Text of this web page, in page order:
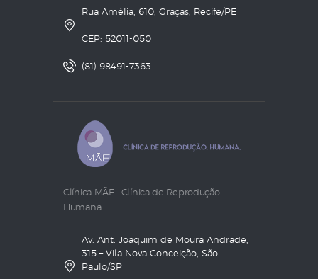
Rua Amélia, 610, Graças, Recife/PE
CEP: 52011-050
(81) 98491-7363
Clínica MÃE • Clínica de Reprodução
Humana
Av. Ant. Joaquim de Moura Andrade,
315 – Vila Nova Conceição, São
Paulo/SP